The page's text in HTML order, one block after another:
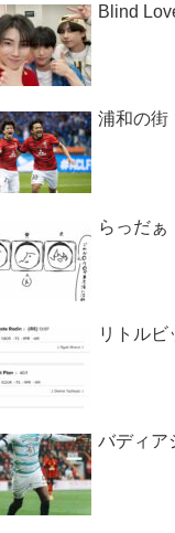
Blind
浦和の街
らっだぁ
リトルビ
バディア